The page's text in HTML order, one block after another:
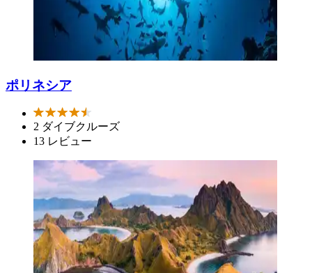
ポリネシア
2 ダイブクルーズ
13 レビュー